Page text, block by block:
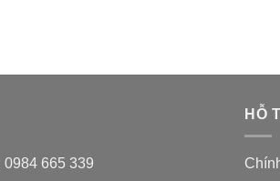
0984 665 339
HỖ